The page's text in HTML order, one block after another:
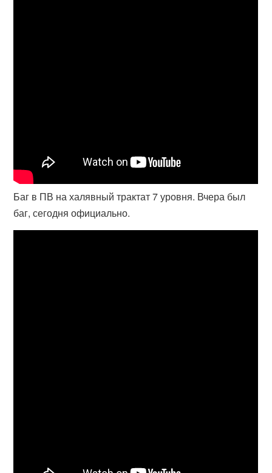
Баг в ПВ на халявный трактат 7 уровня. Вчера был
баг, сегодня официально.